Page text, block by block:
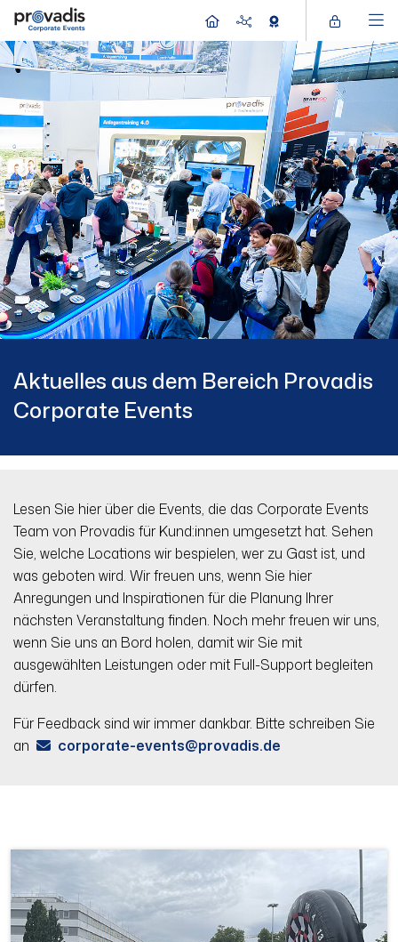
Aktuelles aus dem Bereich Provadis
Corporate Events
Lesen Sie hier über die Events, die das Corporate Events
Team von Provadis für Kund:innen umgesetzt hat. Sehen
Sie, welche Locations wir bespielen, wer zu Gast ist, und
was geboten wird. Wir freuen uns, wenn Sie hier
Anregungen und Inspirationen für die Planung Ihrer
nächsten Veranstaltung finden. Noch mehr freuen wir uns,
wenn Sie uns an Bord holen, damit wir Sie mit
ausgewählten Leistungen oder mit Full-Support begleiten
dürfen.
Für Feedback sind wir immer dankbar. Bitte schreiben Sie
an
corporate-events provadis.de